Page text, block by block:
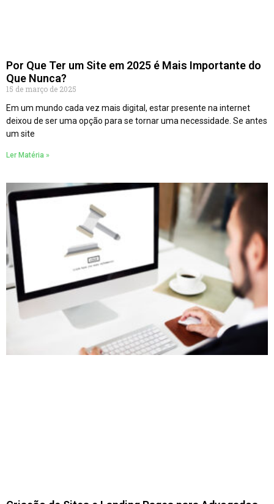
Por Que Ter um Site em 2025 é Mais Importante do
Que Nunca?
15 de março de 2025
Em um mundo cada vez mais digital, estar presente na internet
deixou de ser uma opção para se tornar uma necessidade. Se antes
um site
Ler Matéria »